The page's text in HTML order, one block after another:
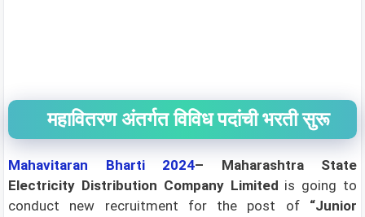
महावितरण अंतर्गत विविध पदांची भरती सुरू
Mahavitaran Bharti 2024– Maharashtra State
Electricity Distribution Company Limited is going to
conduct new recruitment for the post of “Junior